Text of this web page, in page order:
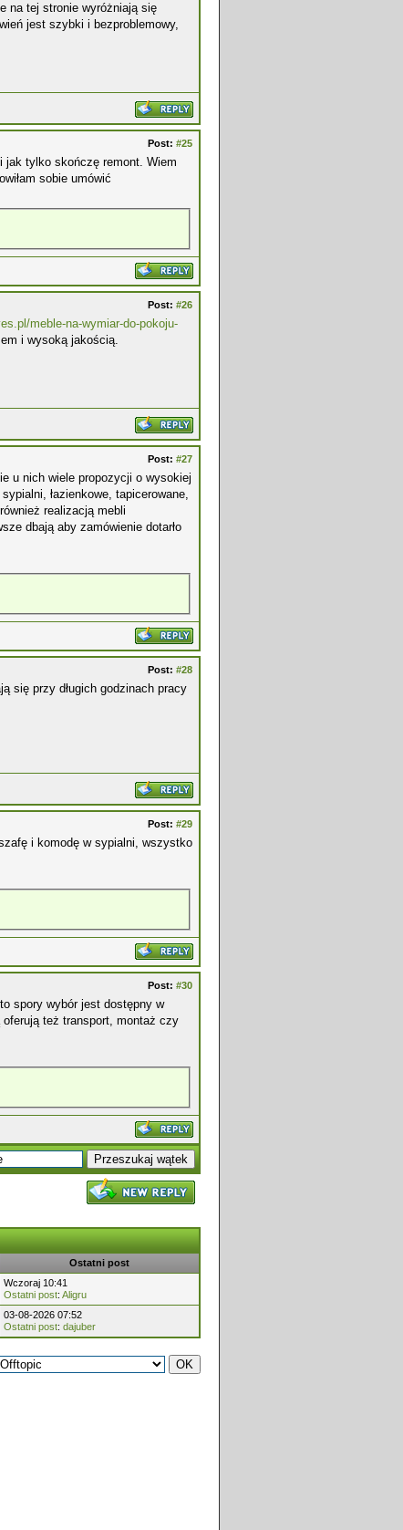
na tej stronie wyróżniają się
jest szybki i bezproblemowy,
Post: #25
jak tylko skończę remont. Wiem
sobie umówić
Post: #26
meble-na-wymiar-do-pokoju-
i wysoką jakością.
Post: #27
u nich wiele propozycji o wysokiej
łazienkowe, tapicerowane,
realizacją mebli
dbają aby zamówienie dotarło
Post: #28
się przy długich godzinach pracy
Post: #29
i komodę w sypialni, wszystko
Post: #30
spory wybór jest dostępny w
też transport, montaż czy
Ostatni post
Wczoraj 10:41
Ostatni post: Aligru
03-08-2026 07:52
Ostatni post: dajuber